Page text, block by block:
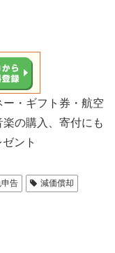
・ギフト券・航空
の購入、寄付にも
ント
申告 減価償却